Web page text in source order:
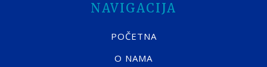
NAVIGACIJA
POČETNA
O NAMA